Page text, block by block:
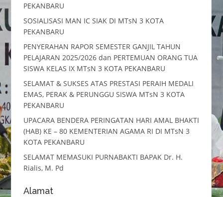
PEKANBARU
SOSIALISASI MAN IC SIAK DI MTsN 3 KOTA
PEKANBARU
PENYERAHAN RAPOR SEMESTER GANJIL TAHUN
PELAJARAN 2025/2026 dan PERTEMUAN ORANG TUA
SISWA KELAS IX MTsN 3 KOTA PEKANBARU
SELAMAT & SUKSES ATAS PRESTASI PERAIH MEDALI
EMAS, PERAK & PERUNGGU SISWA MTsN 3 KOTA
PEKANBARU
UPACARA BENDERA PERINGATAN HARI AMAL BHAKTI
(HAB) KE – 80 KEMENTERIAN AGAMA RI DI MTsN 3
KOTA PEKANBARU
SELAMAT MEMASUKI PURNABAKTI BAPAK Dr. H.
Rialis, M. Pd
Alamat